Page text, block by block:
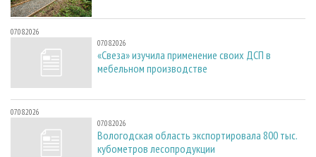
07.08.2026
07.08.2026
«Свеза» изучила применение своих ДСП в
мебельном производстве
07.08.2026
07.08.2026
Вологодская область экспортировала 800 тыс.
кубометров лесопродукции